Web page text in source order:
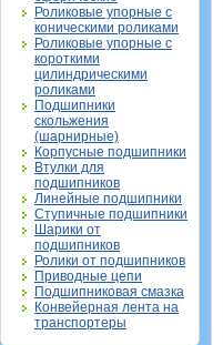
Роликовые упорные с
коническими роликами
Роликовые упорные с
короткими
цилиндрическими
роликами
Подшипники
скольжения
(шарнирные)
Корпусные подшипники
Втулки для
подшипников
Линейные подшипники
Ступичные подшипники
Шарики от
подшипников
Ролики от подшипников
Приводные цепи
Подшипниковая смазка
Конвейерная лента на
транспортеры